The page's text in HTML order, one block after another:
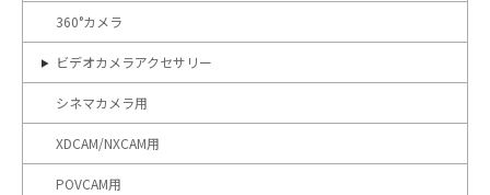
360°カメラ
ビデオカメラアクセサリー
シネマカメラ用
XDCAM/NXCAM用
POVCAM用